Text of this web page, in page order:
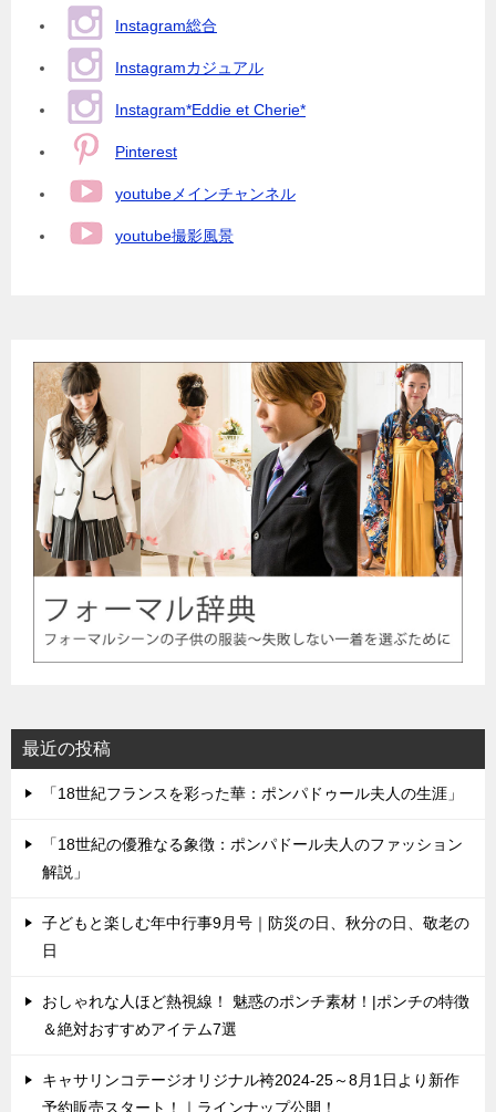
Instagram総合
Instagramカジュアル
Instagram*Eddie et Cherie*
Pinterest
youtubeメインチャンネル
youtube撮影風景
最近の投稿
「18世紀フランスを彩った華：ポンパドゥール夫人の生涯」
「18世紀の優雅なる象徴：ポンパドール夫人のファッション
解説」
子どもと楽しむ年中行事9月号｜防災の日、秋分の日、敬老の
日
おしゃれな人ほど熱視線！ 魅惑のポンチ素材！|ポンチの特徴
＆絶対おすすめアイテム7選
キャサリンコテージオリジナル袴2024-25～8月1日より新作
予約販売スタート！｜ラインナップ公開！